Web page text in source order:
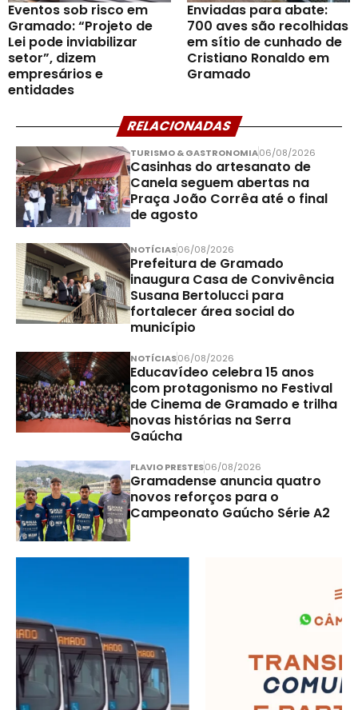
Eventos sob risco em
Gramado: “Projeto de
Lei pode inviabilizar
setor”, dizem
empresários e
entidades
Enviadas para abate:
700 aves são recolhidas
em sítio de cunhado de
Cristiano Ronaldo em
Gramado
RELACIONADAS
TURISMO & GASTRONOMIA06/08/2026
Casinhas do artesanato de
Canela seguem abertas na
Praça João Corrêa até o final
de agosto
NOTÍCIAS06/08/2026
Prefeitura de Gramado
inaugura Casa de Convivência
Susana Bertolucci para
fortalecer área social do
município
NOTÍCIAS06/08/2026
Educavídeo celebra 15 anos
com protagonismo no Festival
de Cinema de Gramado e trilha
novas histórias na Serra
Gaúcha
FLAVIO PRESTES06/08/2026
Gramadense anuncia quatro
novos reforços para o
Campeonato Gaúcho Série A2